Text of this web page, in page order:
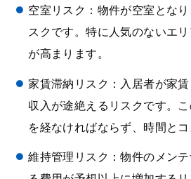
空室リスク：物件が空室とな
スクです。特に人気のないエ
が高まります。
家賃滞納リスク：入居者が家
収入が途絶えるリスクです。
を経なければならず、時間とコ
維持管理リスク：物件のメン